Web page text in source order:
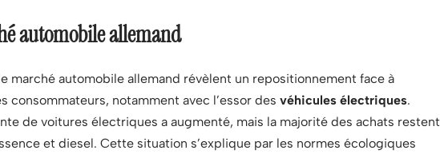
automobile allemand
marché automobile allemand révèlent un repositionnement face à
consommateurs, notamment avec l’essor des véhicules électriques.
de voitures électriques a augmenté, mais la majorité des achats restent
et diesel. Cette situation s’explique par les normes écologiques